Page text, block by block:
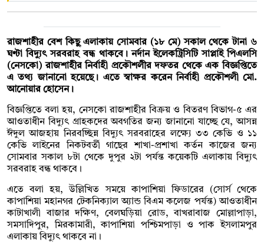
রাজশাহীর বেশ কিছু এলাকায় সোমবার (১৮ মে) সকাল থেকে টানা ৬
ঘণ্টা বিদ্যুৎ সরবরাহ বন্ধ থাকবে। নর্দান ইলেকট্রিসিটি সাপ্লাই পিএলসি
(নেসকো) রাজশাহীর নির্বাহী প্রকৌশলীর দফতর থেকে এক বিজ্ঞপ্তিতে
এ তথ্য জানানো হয়েছে। এতে স্বাক্ষর করেন নির্বাহী প্রকৌশলী মো.
আনোয়ার হোসেন।
বিজ্ঞপ্তিতে বলা হয়, নেসকো রাজশাহীর বিক্রয় ও বিতরণ বিভাগ-৫ এর
আওতাধীন বিদ্যুৎ গ্রাহকদের অবগতির জন্য জানানো যাচ্ছে যে, আসন্ন
ঈদুল আজহায় নিরবচ্ছিন্ন বিদ্যুৎ সরবরাহের লক্ষ্যে ৩৩ কেভি ও ১১
কেভি লাইনের নিকটবর্তী গাছের শাখা-প্রশাখা কর্তন কাজের জন্য
সোমবার সকাল ৮টা থেকে দুপুর ২টা পর্যন্ত কয়েকটি এলাকায় বিদ্যুৎ
সরবরাহ বন্ধ থাকবে।
এতে বলা হয়, উল্লিখিত সময়ে কাপাশিয়া ফিডারের (সোর্স থেকে
কাপাশিয়া মহানগর টেকনিক্যাল অ্যান্ড বিএম কলেজ পর্যন্ত) আওতাধীন
কাটাখালী বাজার দক্ষিণ, বেলঘড়িয়া রোড, বাখরাবাজ মোল্লাপাড়া,
সমসাদিপুর, মিরকামারী, কাপাশিয়া পশ্চিমপাড়া ও পাক ইসলামপুর
এলাকায় বিদ্যুৎ থাকবে না।